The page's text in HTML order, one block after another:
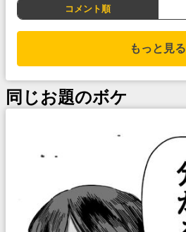
コメント順
もっと見る
同じお題のボケ